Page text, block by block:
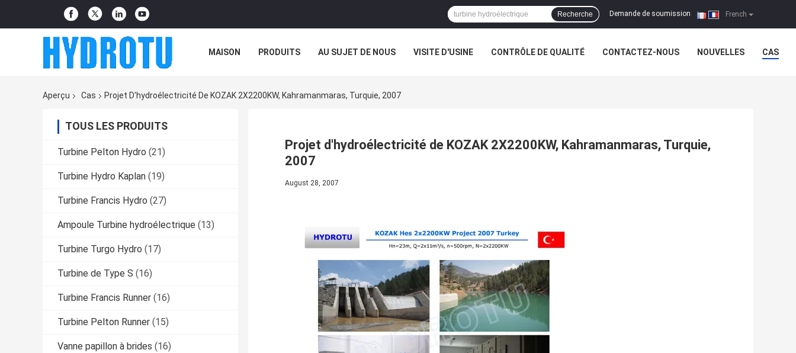
French
Demande de soumission |
Recherche
MAISON PRODUITS AU SUJET DE NOUS VISITE D'USINE CONTRÔLE DE QUALITÉ CONTACTEZ-NOUS NOUVELLES CAS
Aperçu Cas Projet D'hydroélectricité De KOZAK 2X2200KW, Kahramanmaras, Turquie, 2007
TOUS LES PRODUITS
Turbine Pelton Hydro (21)
Turbine Hydro Kaplan (19)
Turbine Francis Hydro (27)
Ampoule Turbine hydroélectrique (13)
Turbine Turgo Hydro (17)
Turbine de Type S (16)
Turbine Francis Runner (16)
Turbine Pelton Runner (15)
Vanne papillon à brides (16)
Projet d'hydroélectricité de KOZAK 2X2200KW, Kahramanmaras, Turquie,
2007
August 28, 2007